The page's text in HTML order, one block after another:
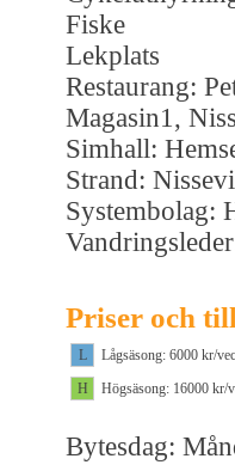
Fiske
Lekplats
Restaurang:
Magasin1,
Simhall:
Strand:
Systembolag:
Priser och
L
Lågsäsong: 6000 kr/
H
Högsäsong: 16000 kr/
Bytesdag: